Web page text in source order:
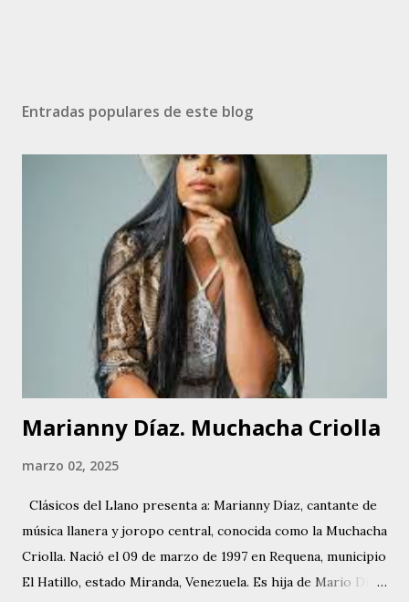
Entradas populares de este blog
Marianny Díaz. Muchacha Criolla
marzo 02, 2025
Clásicos del Llano presenta a: Marianny Díaz, cantante de
música llanera y joropo central, conocida como la Muchacha
Criolla. Nació el 09 de marzo de 1997 en Requena, municipio
El Hatillo, estado Miranda, Venezuela. Es hija de Mario Díaz